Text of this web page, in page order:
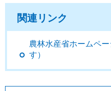
関連リンク
農林水産省ホームペ
す）